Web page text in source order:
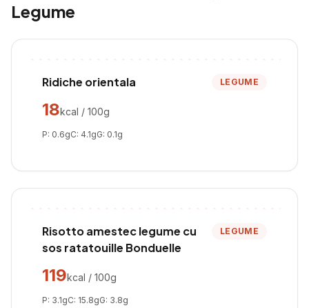
Legume
Ridiche orientala LEGUME
18kcal / 100g
P: 0.6gC: 4.1gG: 0.1g
Risotto amestec legume cu
sos ratatouille Bonduelle
LEGUME
119kcal / 100g
P: 3.1gC: 15.8gG: 3.8g